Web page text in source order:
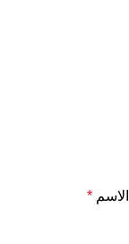
الاسم *